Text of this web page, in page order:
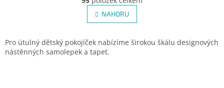
v
l
á
a
á
n
k
v
NAHORU
Pro útulný dětský pokojíček nabízíme širokou škálu designových
nástěnných samolepek a tapet.